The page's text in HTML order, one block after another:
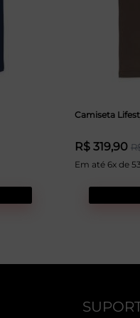
Camiseta
R$ 319,90
Em até 6x de